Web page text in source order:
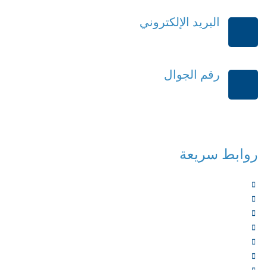
البريد الإلكتروني
رقم الجوال
روابط سريعة